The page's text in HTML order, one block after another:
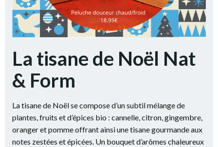
La tisane de Noël Nat
& Form
La tisane de Noël se compose d’un subtil mélange de
plantes, fruits et d’épices bio : cannelle, citron, gingembre,
oranger et pomme offrant ainsi une tisane gourmande aux
notes zestées et épicées. Un bouquet d’arômes chaleureux